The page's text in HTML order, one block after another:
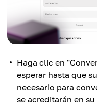
Haga clic en
esperar hasta que
necesario para
se acreditarán en